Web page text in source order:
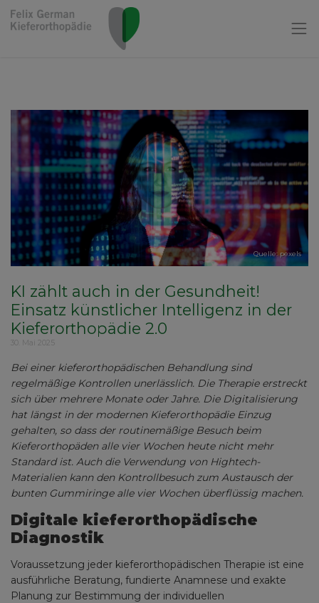
Quelle: pexels
KI zählt auch in der Gesundheit!
Einsatz künstlicher Intelligenz in der
Kieferorthopädie 2.0
30. Mai 2025
Bei einer kieferorthopädischen Behandlung sind
regelmäßige Kontrollen unerlässlich. Die Therapie erstreckt
sich über mehrere Monate oder Jahre. Die Digitalisierung
hat längst in der modernen Kieferorthopädie Einzug
gehalten, so dass der routinemäßige Besuch beim
Kieferorthopäden alle vier Wochen heute nicht mehr
Standard ist. Auch die Verwendung von Hightech-
Materialien kann den Kontrollbesuch zum Austausch der
bunten Gummiringe alle vier Wochen überflüssig machen.
Digitale kieferorthopädische
Diagnostik
Voraussetzung jeder kieferorthopädischen Therapie ist eine
ausführliche Beratung, fundierte Anamnese und exakte
Planung zur Bestimmung der individuellen